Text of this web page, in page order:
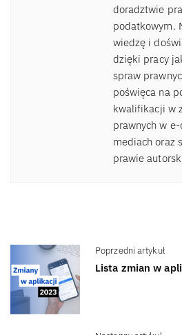
doradztwie
podatkowym.
wiedzę i
dzięki pracy
spraw
poświęca na
kwalifikacji w
prawnych w
mediach oraz
prawie
Poprzedni artykuł
Lista zmian w